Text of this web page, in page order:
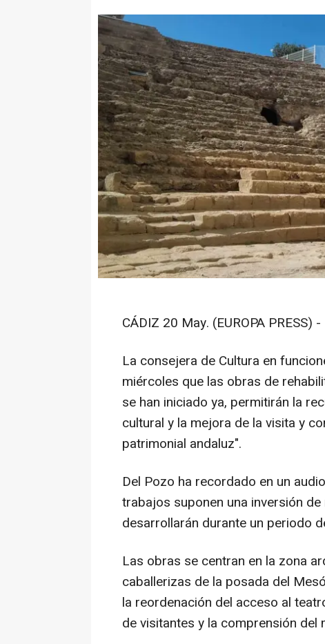
CÁDIZ 20 May. (EUROPA PRESS) -
La consejera de Cultura en
miércoles que las obras de
se han iniciado ya, permitirán la
cultural y la mejora de la visita y
patrimonial andaluz".
Del Pozo ha recordado en un
trabajos suponen una inversión
desarrollarán durante un periodo
Las obras se centran en la zona
caballerizas de la posada del
la reordenación del acceso al
de visitantes y la comprensión del